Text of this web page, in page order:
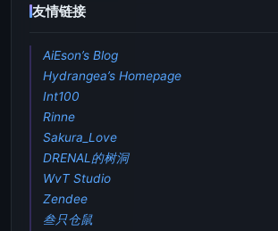
友情链接
AiEson’s Blog
Hydrangea’s Homepage
Int100
Rinne
Sakura_Love
DRENAL的树洞
WvT Studio
Zendee
叁只仓鼠